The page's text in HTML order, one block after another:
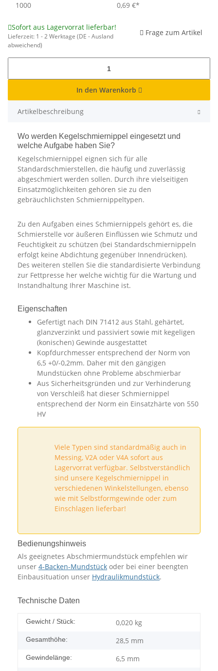
1000
0,69 €*
Sofort aus Lagervorrat lieferbar!
Lieferzeit: 1 - 2 Werktage (DE - Ausland
abweichend)
Frage zum Artikel
In den Warenkorb
Artikelbeschreibung
Wo werden Kegelschmiernippel eingesetzt und
welche Aufgabe haben Sie?
Kegelschmiernippel eignen sich für alle
Standardschmierstellen, die häufig und zuverlässig
abgeschmiert werden sollen. Durch ihre vielseitigen
Einsatzmöglichkeiten gehören sie zu den
gebräuchlichsten Schmiernippeltypen.
Zu den Aufgaben eines Schmiernippels gehört es, die
Schmierstelle vor äußeren Einflüssen wie Schmutz und
Feuchtigkeit zu schützen (bei Standardschmiernippeln
erfolgt keine Abdichtung gegenüber Innendrücken).
Des weiteren stellen Sie die standardisierte Verbindung
zur Fettpresse her welche wichtig für die Wartung und
Instandhaltung Ihrer Maschine ist.
Eigenschaften
Gefertigt nach DIN 71412 aus Stahl, gehärtet,
glanzverzinkt und passiviert sowie mit kegeligen
(konischen) Gewinde ausgestattet
Kopfdurchmesser entsprechend der Norm von
6,5 +0/-0,2mm. Daher mit den gängigen
Mundstücken ohne Probleme abschmierbar
Aus Sicherheitsgründen und zur Verhinderung
von Verschleiß hat dieser Schmiernippel
entsprechend der Norm ein Einsatzhärte von 550
HV
Viele Typen sind standardmäßig auch in
Messing, V2A oder V4A sofort aus
Lagervorrat verfügbar. Selbstverständlich
sind unsere Kegelschmiernippel in
verschiedenen Winkelstellungen, ebenso
wie mit Selbstformgewinde oder zum
Einschlagen lieferbar!
Bedienungshinweis
Als geeignetes Abschmiermundstück empfehlen wir
unser 4-Backen-Mundstück oder bei einer beengten
Einbausituation unser Hydraulikmundstück.
Technische Daten
Gewicht / Stück: 0,020 kg
Gesamthöhe: 28,5 mm
Gewindelänge: 6,5 mm